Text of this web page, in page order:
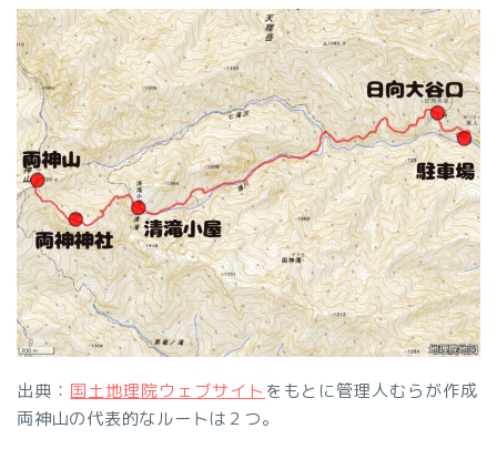
出典： 国土地理院ウェブサイト をもとに管理人むらが作成
両神山の代表的なルートは２つ。